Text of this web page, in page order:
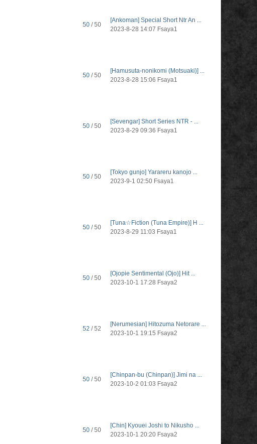
50 / 50
[Ankoman] Special Short Ntr An ...
2023-8-28 14:07 Fsaya1
50 / 50
[Hamusuta-nonikomi (Motsuaki)] ...
2023-8-28 15:06 Fsaya1
50 / 50
[Sevengar] Short Series NTR - ...
2023-8-29 09:36 Fsaya1
50 / 50
[Tokyo gunjo] Yarareru kanojo ...
2023-9-1 02:50 Fsaya1
50 / 50
[Tuna☆Fiction (Tuna Empire)] H ...
2023-8-29 11:03 Fsaya1
50 / 50
[Ojopie Sentimental (Ojo)] Hit ...
2023-10-1 17:28 Fsaya2
52 / 52
[Nerumesian] Hitozuma Netorare ...
2023-10-1 19:15 Fsaya2
50 / 50
[Chinpan-bu (Chinpan)] Jimi na ...
2023-10-2 01:03 Fsaya2
50 / 50
[Chin] Kyouei Joshi to Nikusho ...
2023-10-1 20:20 Fsaya2